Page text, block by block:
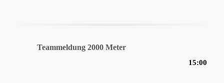
Teammeldung 2000 Meter
15:00